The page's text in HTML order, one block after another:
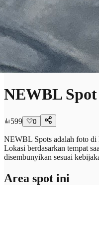
NEWBL Spot
599 0
NEWBL Spots adalah foto di
Lokasi berdasarkan tempat
disembunyikan sesuai
Area spot ini